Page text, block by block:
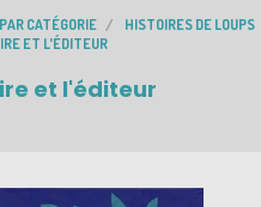
CATÉGORIE
HISTOIRES DE LOUPS
ET L'ÉDITEUR
et l'éditeur